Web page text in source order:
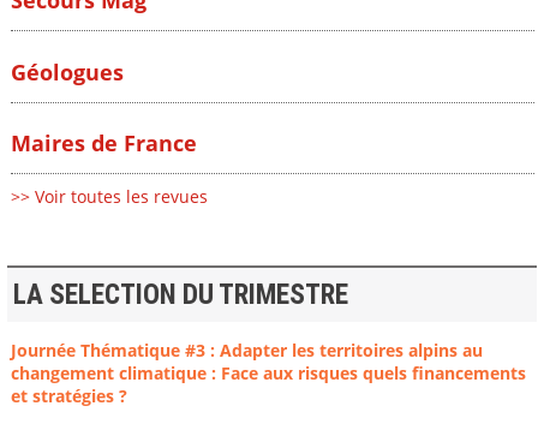
Géologues
Maires de France
>> Voir toutes les revues
LA SELECTION DU TRIMESTRE
Journée Thématique #3 : Adapter les territoires alpins au
changement climatique : Face aux risques quels financements
et stratégies ?